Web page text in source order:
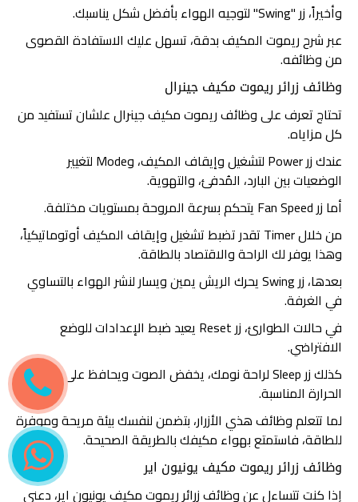
وأخيراً، زر "Swing" لتوجيه الهواء بأفضل شكل يناسبك.
عبر شرح ريموت المكيف بدقة، تسهل عليك الاستفادة القصوى
من وظائفه.
وظائف زرائر ريموت مكيف جينرال
تحتاج تعرف على وظائف ريموت مكيف جينرال علشان تستفيد من
كل مزاياه.
عندك زر Power لتشغيل وإيقاف المكيف، وMode لتغيير
الوضعيات بين البارد، المُدفئ، والتهوية.
أما زر Fan Speed يتحكم بسرعة المروحة بمستويات مختلفة.
من خلال Timer تقدر تضبط تشغيل وإيقاف المكيف أوتوماتيكياً،
وهذا يوفر لك الراحة والاقتصاد بالطاقة.
بعدها، زر Swing يحرك الريش يمين ويسار لنشر الهواء بالتساوي
في الغرفة.
في حالات الطوارئ، زر Reset يعيد ضبط الإعدادات للوضع
الافتراضي.
كذلك زر Sleep لراحة نومك، يخفض الصوت ويحافظ على درجة
الحرارة المناسبة.
لما تتعلم وظائف هذي الأزرار، بتضمن لنفسك بيئة مريحة وموفرة
للطاقة، فاستمتع بهواء مكيفك بالطريقة الصحيحة.
وظائف زرائر ريموت مكيف يونيون اير
إذا كنت تتساءل عن وظائف زرائر ريموت مكيف يونيون اير، دعني